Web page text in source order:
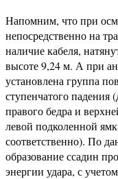
Напомним, что при
непосредственно на
наличие кабеля,
высоте 9,24 м. А при
установлена группа
ступенчатого падения
правого бедра и
левой подколенной
соответственно). По
образование ссадин
энергии удара, с